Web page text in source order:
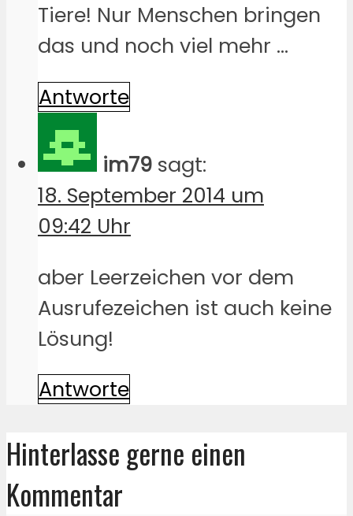
Tiere! Nur Menschen bringen
das und noch viel mehr …
Antworte
im79 sagt:
18. September 2014 um
09:42 Uhr
aber Leerzeichen vor dem
Ausrufezeichen ist auch keine
Lösung!
Antworte
Hinterlasse gerne einen
Kommentar